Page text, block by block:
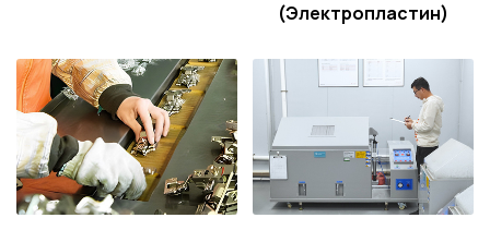
(Электропластин)